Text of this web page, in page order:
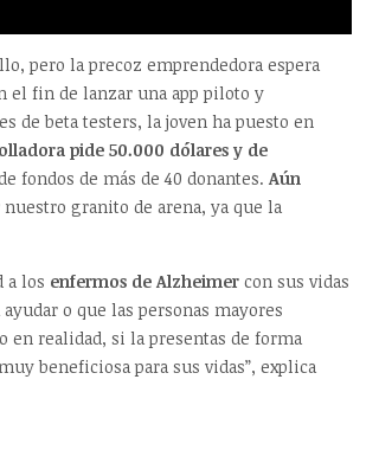
pero la precoz emprendedora espera
el fin de lanzar una app piloto y
de beta testers, la joven ha puesto en
pide 50.000 dólares y de
fondos de más de 40 donantes. Aún
nuestro granito de arena, ya que la
a los enfermos de Alzheimer con sus vidas
o que las personas mayores
en realidad, si la presentas de forma
beneficiosa para sus vidas”, explica